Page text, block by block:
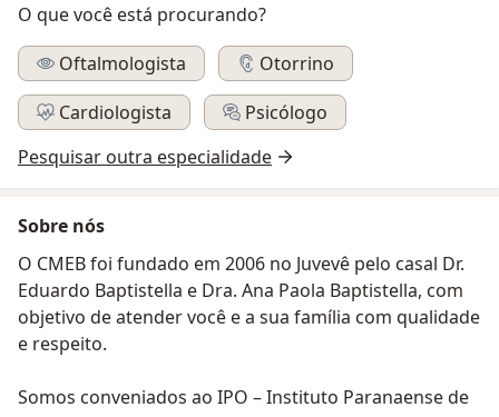
O que você está procurando?
Oftalmologista
Otorrino
Cardiologista
Psicólogo
Pesquisar outra especialidade
Sobre nós
O CMEB foi fundado em 2006 no Juvevê pelo casal Dr.
Eduardo Baptistella e Dra. Ana Paola Baptistella, com
objetivo de atender você e a sua família com qualidade
e respeito.
Somos conveniados ao IPO – Instituto Paranaense de